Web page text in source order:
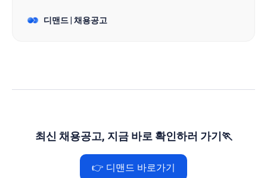
디맨드 | 채용공고
최신 채용공고, 지금 바로 확인하러 가기🏃
👉 디맨드 바로가기